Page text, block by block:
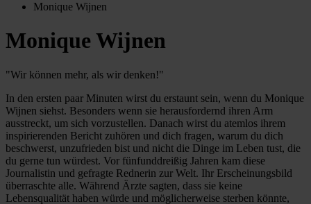
Monique Wijnen
Monique Wijnen
"Wir können mehr, als wir denken!"
In den ersten paar Minuten wirst du erstaunt sein, wenn du Monique
Wijnen siehst. Besonders wenn sie herausfordernd ihren Arm
ausstreckt, um sich vorzustellen. Danach wirst du atemlos ihrem
inspirierenden Bericht zuhören und dich fragen, warum du dich
beschwerst, unzufrieden bist und nicht die Dinge im Leben tust, die
du gerne tun würdest. Vor fünfunddreißig Jahren kam diese
Journalistin und gefragte Rednerin zur Welt. Ihr Erscheinungsbild
überraschte alle. Während Ärzte sagten, dass sie keine
Lebensqualität haben würde und möglicherweise sterben könnte,